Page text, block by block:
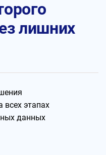
лишних
всех этапах
данных